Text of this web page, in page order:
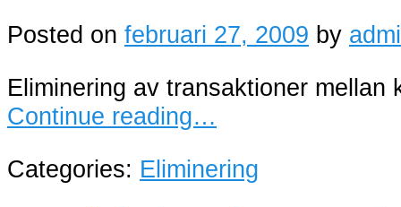
Posted on februari 27, 2009 by
Eliminering av transaktioner mellan
Continue reading…
Categories: Eliminering